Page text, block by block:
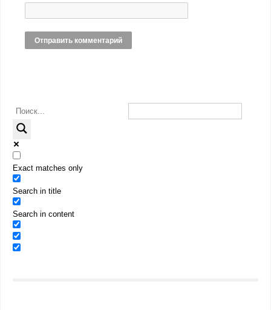
Exact matches only
Search in title
Search in content